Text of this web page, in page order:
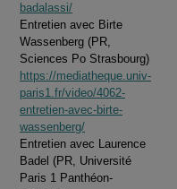
badalassi/
Entretien avec Birte
Wassenberg (PR,
Sciences Po Strasbourg)
https://mediatheque.univ-
paris1.fr/video/4062-
entretien-avec-birte-
wassenberg/
Entretien avec Laurence
Badel (PR, Université
Paris 1 Panthéon-